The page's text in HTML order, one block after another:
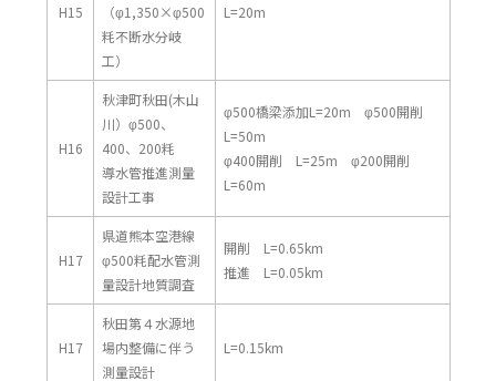
H15
（φ1,350×φ500
粍不断水分岐
工）
L=20m
H16
秋津町秋田(木山
川）φ500、
400、200粍
導水管推進測量
設計工事
φ500橋梁添加L=20m φ500開削
L=50m
φ400開削 L=25m φ200開削
L=60m
H17
県道熊本空港線
φ500粍配水管測
量設計地質調査
開削 L=0.65km
推進 L=0.05km
H17
秋田第４水源地
場内整備に伴う
測量設計
L=0.15km